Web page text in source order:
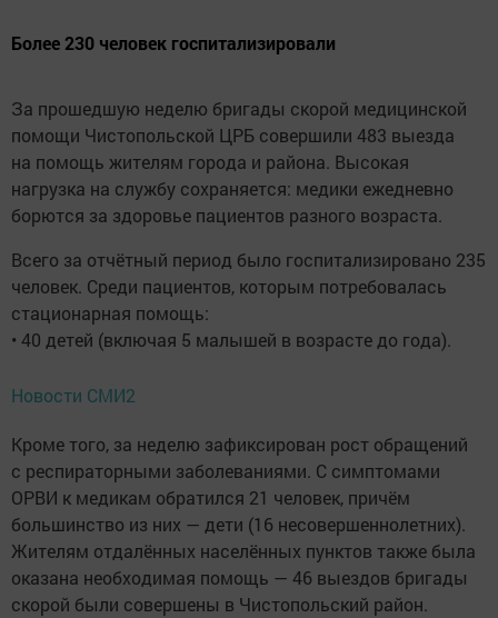
Более 230 человек госпитализировали
За прошедшую неделю бригады скорой медицинской
помощи Чистопольской ЦРБ совершили 483 выезда
на помощь жителям города и района. Высокая
нагрузка на службу сохраняется: медики ежедневно
борются за здоровье пациентов разного возраста.
Всего за отчётный период было госпитализировано 235
человек. Среди пациентов, которым потребовалась
стационарная помощь:
• 40 детей (включая 5 малышей в возрасте до года).
Новости СМИ2
Кроме того, за неделю зафиксирован рост обращений
с респираторными заболеваниями. С симптомами
ОРВИ к медикам обратился 21 человек, причём
большинство из них — дети (16 несовершеннолетних).
Жителям отдалённых населённых пунктов также была
оказана необходимая помощь — 46 выездов бригады
скорой были совершены в Чистопольский район.